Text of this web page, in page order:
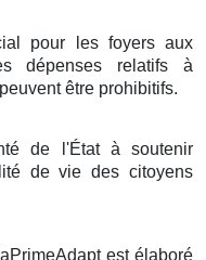
pour les foyers aux
dépenses relatifs à
être prohibitifs.
de l'État à soutenir
de vie des citoyens
est élaboré